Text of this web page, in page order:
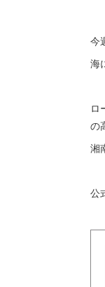
今
海
ロ
の
湘
公